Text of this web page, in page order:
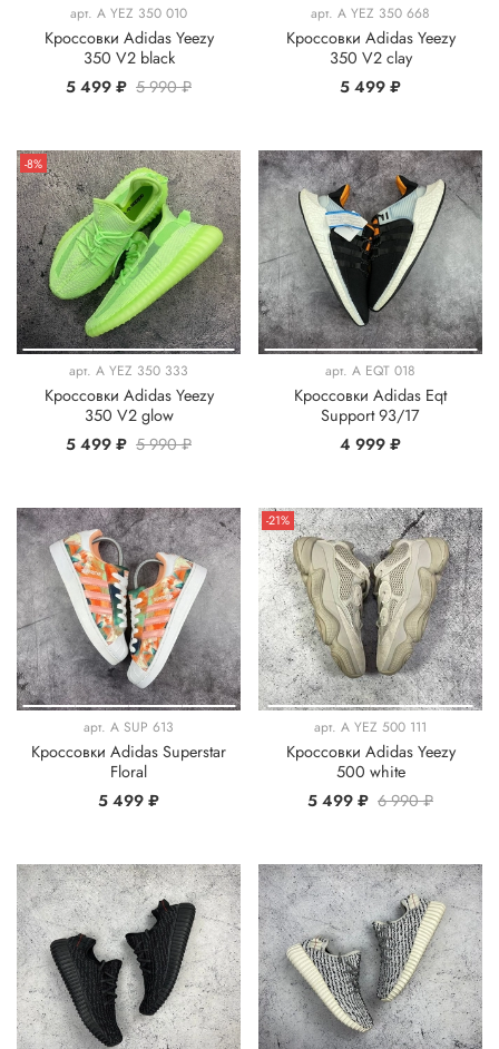
арт. A YEZ 350 010
Кроссовки Adidas Yeezy
350 V2 black
5 499 ₽ 5 990 ₽
арт. A YEZ 350 668
Кроссовки Adidas Yeezy
350 V2 clay
5 499 ₽
-8%
арт. A YEZ 350 333
Кроссовки Adidas Yeezy
350 V2 glow
5 499 ₽ 5 990 ₽
арт. A EQT 018
Кроссовки Adidas Eqt
Support 93/17
4 999 ₽
арт. A SUP 613
Кроссовки Adidas Superstar
Floral
5 499 ₽
-21%
арт. A YEZ 500 111
Кроссовки Adidas Yeezy
500 white
5 499 ₽ 6 990 ₽